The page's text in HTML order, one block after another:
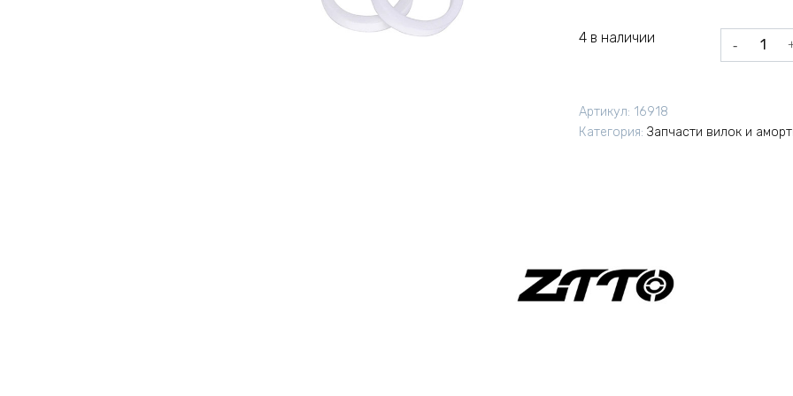
4 в наличии
Количество
товара
Артикул: 16918
Категория: Запчасти вилок и